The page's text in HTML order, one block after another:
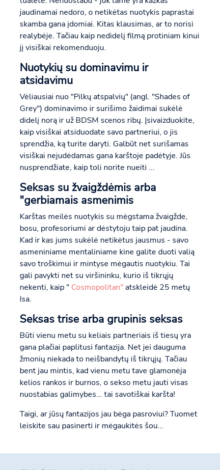
jaudinamai nedoro, o netikėtas nuotykis paprastai
skamba gana įdomiai. Kitas klausimas, ar to norisi
realybėje. Tačiau kaip nedidelį filmą protiniam kinui
jį visiškai rekomenduoju.
Nuotykių su dominavimu ir
atsidavimu
Vėliausiai nuo "Pilkų atspalvių" (angl. "Shades of
Grey") dominavimo ir surišimo žaidimai sukėlė
didelį norą ir už BDSM scenos ribų. Įsivaizduokite,
kaip visiškai atsiduodate savo partneriui, o jis
sprendžia, ką turite daryti. Galbūt net surišamas
visiškai nejudėdamas gana karštoje padėtyje. Jūs
nusprendžiate, kaip toli norite nueiti ...
Seksas su žvaigždėmis arba
"gerbiamais asmenimis
Karštas meilės nuotykis su mėgstama žvaigžde,
bosu, profesoriumi ar dėstytoju taip pat jaudina.
Kad ir kas jums sukėlė netikėtus jausmus - savo
asmeniniame mentaliniame kine galite duoti valią
savo troškimui ir mintyse mėgautis nuotykiu. Tai
gali pavykti net su viršininku, kurio iš tikrųjų
nekenti, kaip " Cosmopolitan"atskleidė 25 metų
Isa.
Seksas trise arba grupinis seksas
Būti vienu metu su keliais partneriais iš tiesų yra
gana plačiai paplitusi fantazija. Net jei dauguma
žmonių niekada to neišbandytų iš tikrųjų. Tačiau
bent jau mintis, kad vienu metu tave glamonėja
kelios rankos ir burnos, o sekso metu jauti visas
nuostabias galimybes... tai savotiškai karšta!
Taigi, ar jūsų fantazijos jau bėga pasroviui? Tuomet
leiskite sau pasinerti ir mėgaukitės šou...